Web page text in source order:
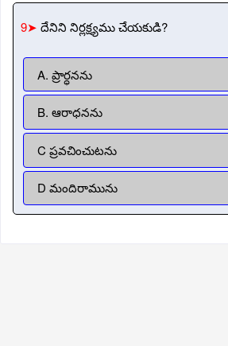
9➤ దేనిని నిర్లక్ష్యము చేయకుడి?
A. ప్రార్ధనను
B. ఆరాధనను
C ప్రవచించుటను
D మందిరామును